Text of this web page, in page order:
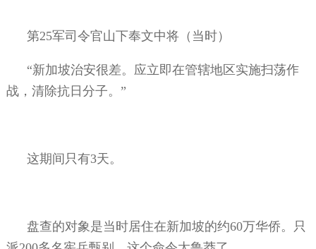
第25军司令官山下奉文中将（当时）
“新加坡治安很差。应立即在管辖地区实施扫荡作
战，清除抗日分子。”
这期间只有3天。
盘查的对象是当时居住在新加坡的约60万华侨。只